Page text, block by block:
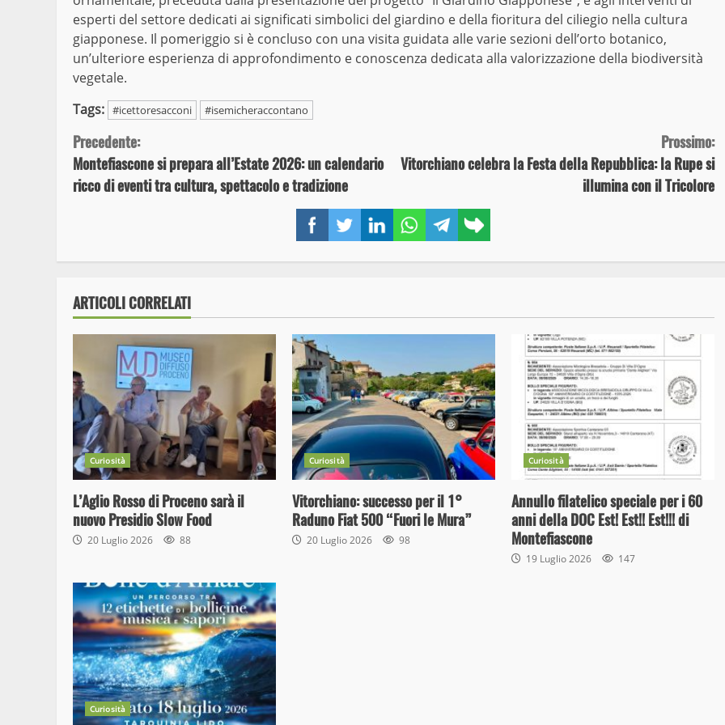
FacebookTwitterLinkedInWhatsAppTelegram
link
esperti del settore dedicati ai significati simbolici del giardino e della fioritura del ciliegio nella cultura
giapponese. Il pomeriggio si è concluso con una visita guidata alle varie sezioni dell’orto botanico,
un’ulteriore esperienza di approfondimento e conoscenza dedicata alla valorizzazione della biodiversità
vegetale.
Tags: #icettoresacconi #isemicheraccontano
Continue
Reading
Precedente:
Montefiascone si prepara all’Estate 2026: un calendario
ricco di eventi tra cultura, spettacolo e tradizione
Prossimo:
Vitorchiano celebra la Festa della Repubblica: la Rupe si
illumina con il Tricolore
ARTICOLI CORRELATI
Curiosità
L’Aglio Rosso di Proceno sarà il
nuovo Presidio Slow Food
20 Luglio 2026 88
Curiosità
Vitorchiano: successo per il 1°
Raduno Fiat 500 “Fuori le Mura”
20 Luglio 2026 98
Curiosità
Annullo filatelico speciale per i 60
anni della DOC Est! Est!! Est!!! di
Montefiascone
19 Luglio 2026 147
Curiosità